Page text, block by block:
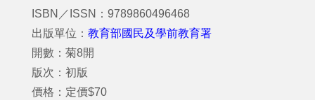
ISBN／ISSN：9789860496468
出版單位： 教育部國民及學前教育署
開數：菊8開
版次：初版
價格：定價$70